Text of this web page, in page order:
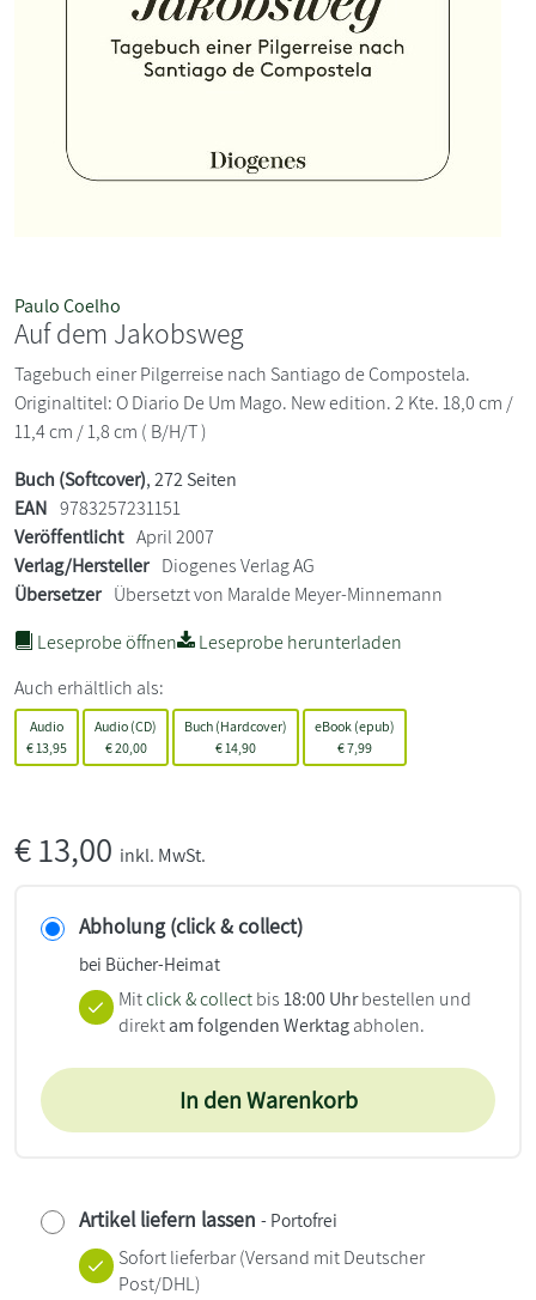
Paulo Coelho
Auf dem Jakobsweg
Tagebuch einer Pilgerreise nach Santiago de Compostela.
Originaltitel: O Diario De Um Mago. New edition. 2 Kte. 18,0 cm /
11,4 cm / 1,8 cm ( B/H/T )
Buch (Softcover), 272 Seiten
EAN 9783257231151
Veröffentlicht April 2007
Verlag/Hersteller Diogenes Verlag AG
Übersetzer Übersetzt von Maralde Meyer-Minnemann
Leseprobe öffnen
Leseprobe herunterladen
Auch erhältlich als:
Audio
€13,95
Audio (CD)
€20,00
Buch (Hardcover)
€14,90
eBook (epub)
€7,99
€13,00 inkl. MwSt.
Abholung (click & collect)
bei Bücher-Heimat
Mitclick & collect bis18:00 Uhrbestellen und
direktam folgenden Werktagabholen.
In den Warenkorb
Artikel liefern lassen - Portofrei
Sofort lieferbar(Versand mit Deutscher
Post/DHL)